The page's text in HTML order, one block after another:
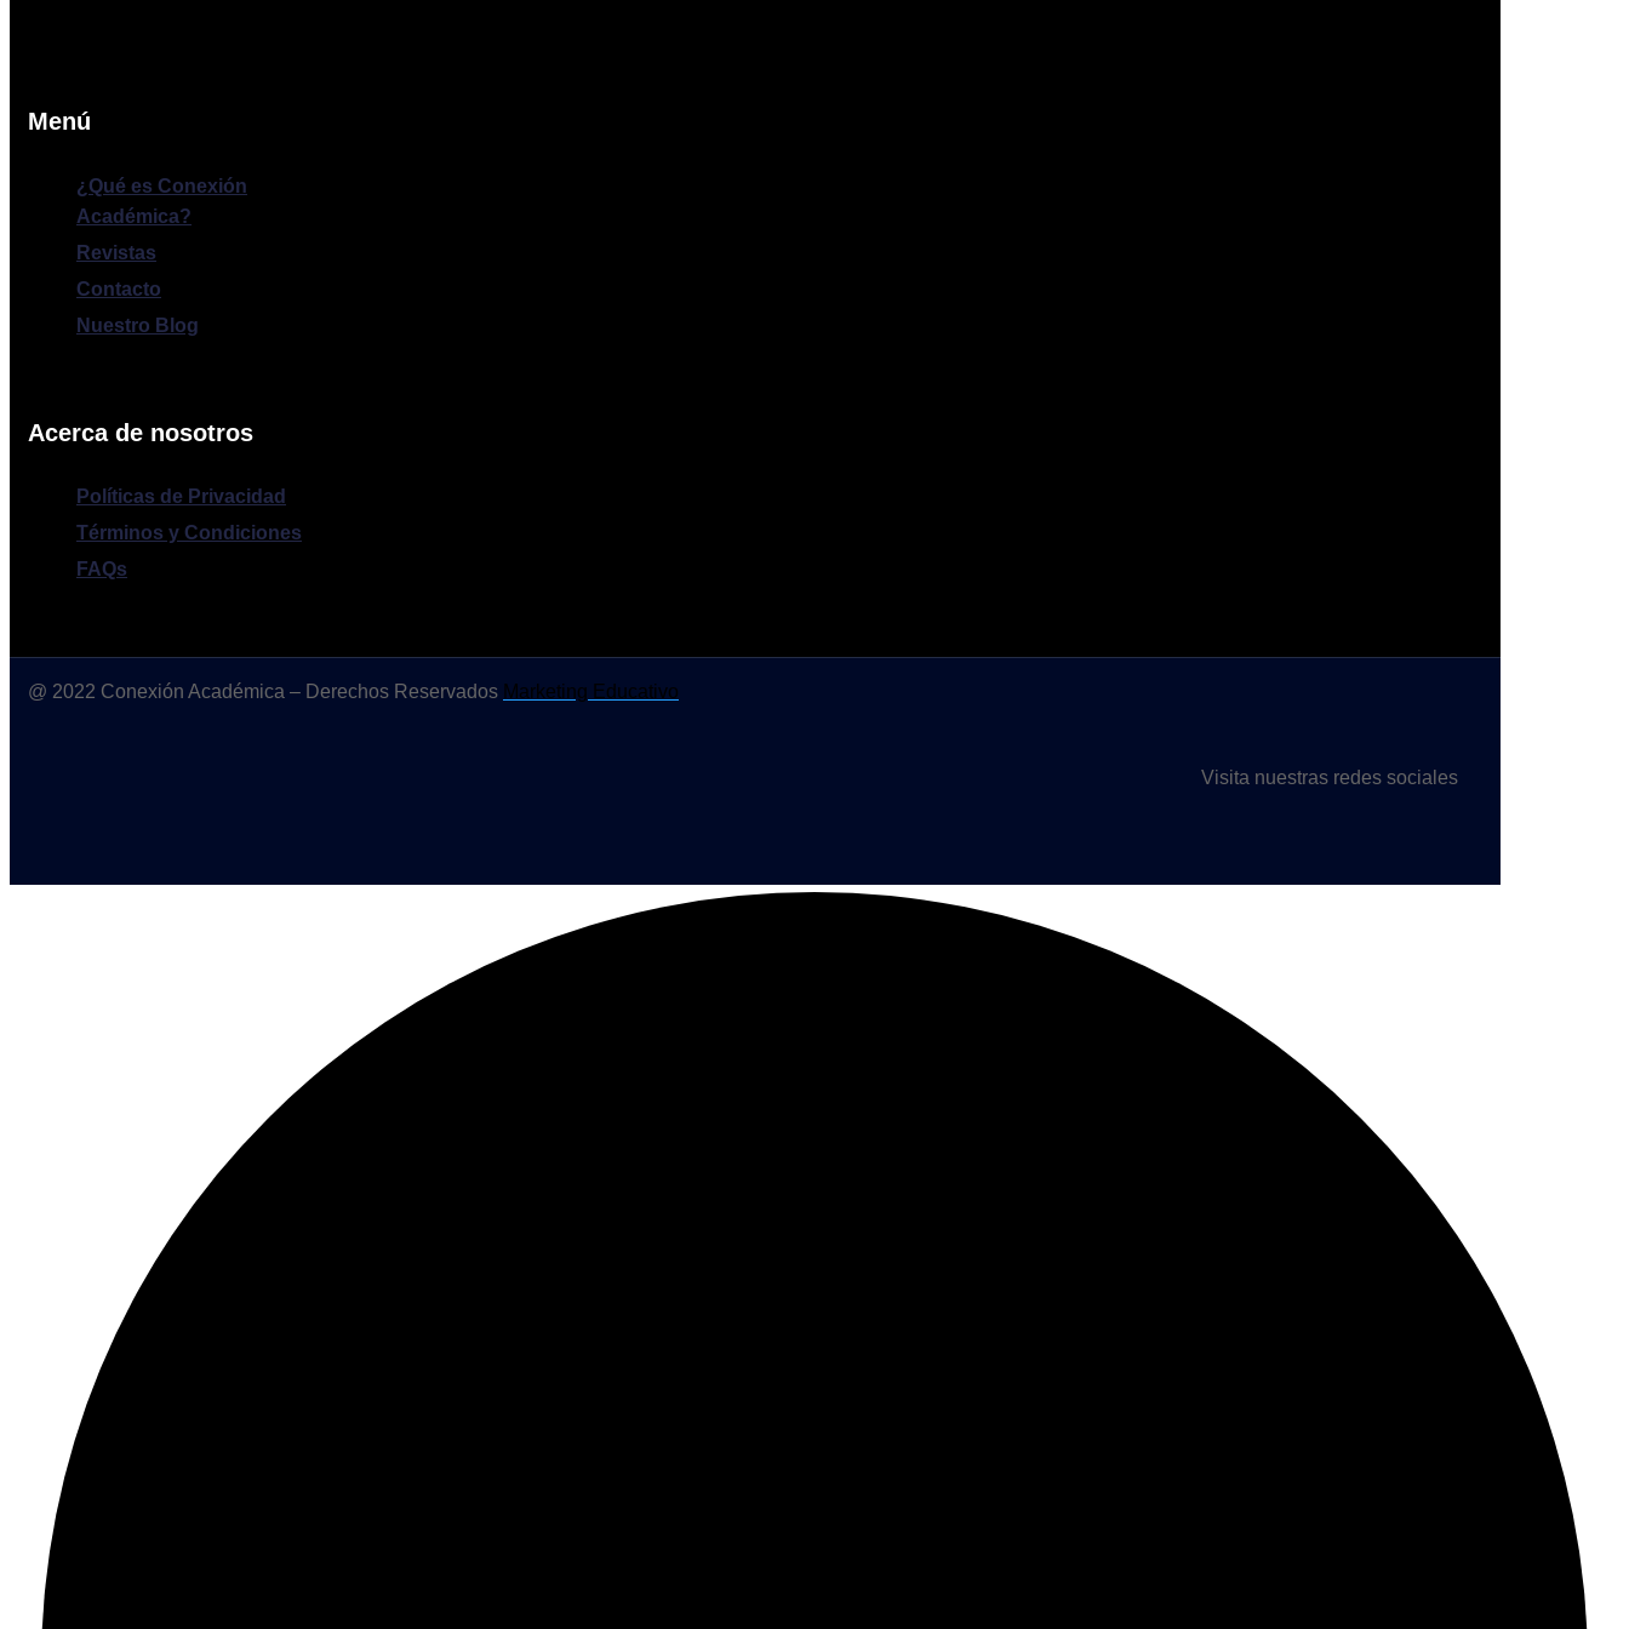
Menú
¿Qué es Conexión
Académica?
Revistas
Contacto
Nuestro Blog
Acerca de nosotros
Políticas de Privacidad
Términos y Condiciones
FAQs
@ 2022 Conexión Académica – Derechos Reservados Marketing Educativo
Visita nuestras redes sociales